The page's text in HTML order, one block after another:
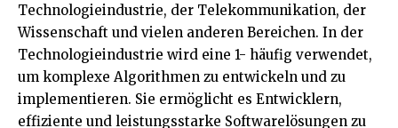
Technologieindustrie, der Telekommunikation, der
Wissenschaft und vielen anderen Bereichen. In der
Technologieindustrie wird eine 1- häufig verwendet,
um komplexe Algorithmen zu entwickeln und zu
implementieren. Sie ermöglicht es Entwicklern,
effiziente und leistungsstarke Softwarelösungen zu